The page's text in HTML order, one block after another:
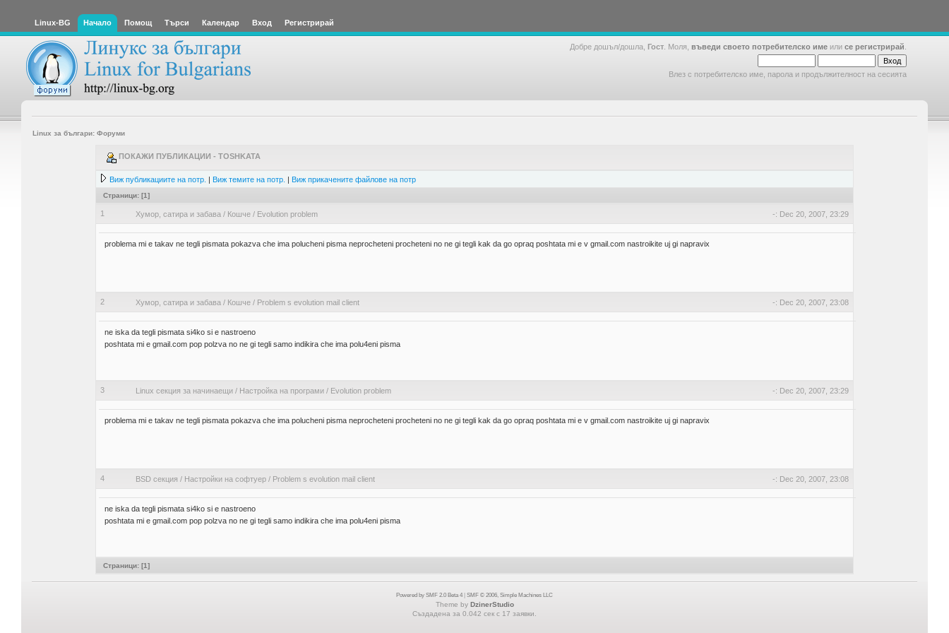
Linux-BG Начало Помощ Търси Календар Вход Регистрирай
Добре дошъл/дошла, Гост . Моля, въведи своето потребителско име или се регистрирай
Влез с потребителско име, парола и продължителност на сесията
Linux за българи: Форуми
ПОКАЖИ ПУБЛИКАЦИИ - TOSHKATA
Виж публикациите на потр. | Виж темите на потр. | Виж прикачените файлове на потр
Страници: [1]
1 Хумор, сатира и забава / Кошче / Evolution problem -: Dec 20, 2007, 23:29
problema mi e takav ne tegli pismata pokazva che ima polucheni pisma neprocheteni procheteni no ne gi tegli kak da go opraq poshtata mi e v gmail.com nastroikite uj gi napravix
2 Хумор, сатира и забава / Кошче / Problem s evolution mail client -: Dec 20, 2007, 23:08
ne iska da tegli pismata si4ko si e nastroeno
poshtata mi e gmail.com pop polzva no ne gi tegli samo indikira che ima polu4eni pisma
3 Linux секция за начинаещи / Настройка на програми / Evolution problem -: Dec 20, 2007, 23:29
problema mi e takav ne tegli pismata pokazva che ima polucheni pisma neprocheteni procheteni no ne gi tegli kak da go opraq poshtata mi e v gmail.com nastroikite uj gi napravix
4 BSD секция / Настройки на софтуер / Problem s evolution mail client -: Dec 20, 2007, 23:08
ne iska da tegli pismata si4ko si e nastroeno
poshtata mi e gmail.com pop polzva no ne gi tegli samo indikira che ima polu4eni pisma
Страници: [1]
Powered by SMF 2.0 Beta 4 SMF © 2006, Simple Machines LLC
Theme by DzinerStudio
Създадена за 0.042 сек с 17 заявки.